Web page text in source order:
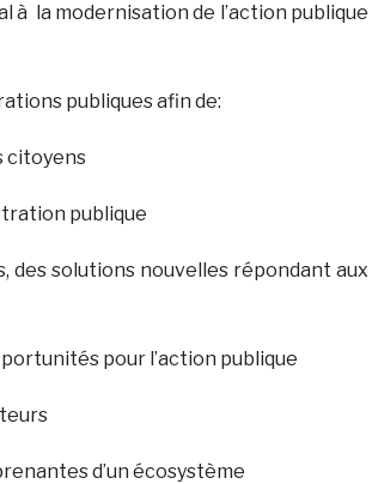
la modernisation de l’action publique
publiques afin de:
citoyens
publique
des solutions nouvelles répondant aux
pour l’action publique
d’un écosystème